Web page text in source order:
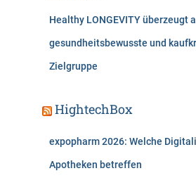
Healthy LONGEVITY überzeugt
gesundheitsbewusste und
Zielgruppe
HightechBox
expopharm 2026: Welche
Apotheken betreffen